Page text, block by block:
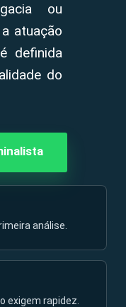
ou
atuação
definida
do
análise.
exigem rapidez.